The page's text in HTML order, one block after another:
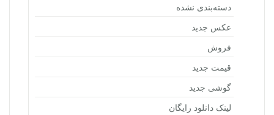
دسته‌بندی نشده
عکس جدید
فروش
قیمت جدید
گوشی جدید
لینک دانلود رایگان